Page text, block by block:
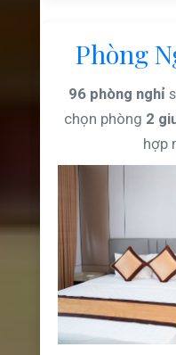
Phòng
96 phòng nghỉ
chọn phòng 2
hợp